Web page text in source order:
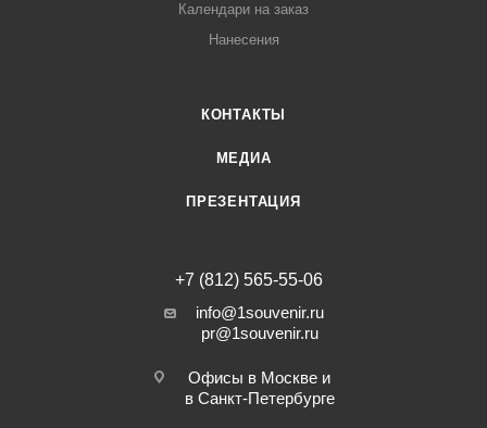
Календари на заказ
Нанесения
КОНТАКТЫ
МЕДИА
ПРЕЗЕНТАЦИЯ
+7 (812) 565-55-06
info@1souvenir.ru
pr@1souvenir.ru
Офисы в Москве и
в Санкт-Петербурге